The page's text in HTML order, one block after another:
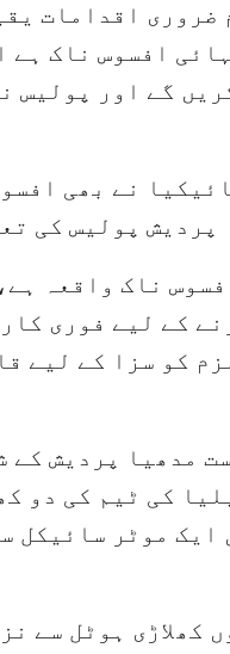
اقدامات
افسوس ناک ہے
گے اور پولیس
نے بھی
پولیس کی
ناک واقعہ
کے لیے فوری
کو سزا کے لیے
مدھیا پردیش کے
کی ٹیم کی دو
ایک موٹر سائیکل
کھلاڑی ہوٹل سے